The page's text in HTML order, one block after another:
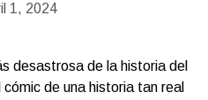
1, 2024
desastrosa de la historia del
de una historia tan real